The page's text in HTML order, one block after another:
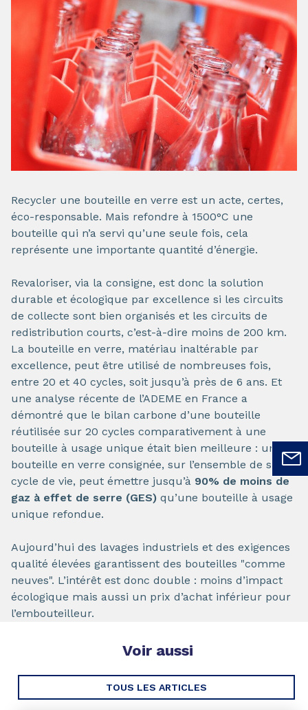
Recycler une bouteille en verre est un acte, certes,
éco-responsable. Mais refondre à 1500°C une
bouteille qui n’a servi qu’une seule fois, cela
représente une importante quantité d’énergie.
Revaloriser, via la consigne, est donc la solution
durable et écologique par excellence si les circuits
de collecte sont bien organisés et les circuits de
redistribution courts, c’est-à-dire moins de 200 km.
La bouteille en verre, matériau inaltérable par
excellence, peut être utilisé de nombreuses fois,
entre 20 et 40 cycles, soit jusqu’à près de 6 ans. Et
une analyse récente de l’ADEME en France a
démontré que le bilan carbone d’une bouteille
réutilisée sur 20 cycles comparativement à une
bouteille à usage unique était bien meilleure : une
bouteille en verre consignée, sur l’ensemble de son
cycle de vie, peut émettre jusqu’à 90% de moins de
gaz à effet de serre (GES) qu’une bouteille à usage
unique refondue.
Aujourd’hui des lavages industriels et des exigences
qualité élevées garantissent des bouteilles "comme
neuves". L’intérêt est donc double : moins d’impact
écologique mais aussi un prix d’achat inférieur pour
l’embouteilleur.
Voir aussi
TOUS LES ARTICLES